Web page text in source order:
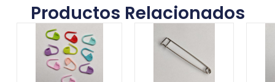
Productos Relacionados